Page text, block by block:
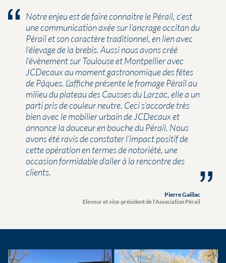
Notre enjeu est de faire connaitre le Pérail, c’est
une communication axée sur l’ancrage occitan du
Pérail et son caractère traditionnel, en lien avec
l’élevage de la brebis. Aussi nous avons créé
l’évènement sur Toulouse et Montpellier avec
JCDecaux au moment gastronomique des fêtes
de Pâques. L’affiche présente le fromage Pérail au
milieu du plateau des Causses du Larzac, elle a un
parti pris de couleur neutre. Ceci s’accorde très
bien avec le mobilier urbain de JCDecaux et
annonce la douceur en bouche du Pérail. Nous
avons été ravis de constater l’impact positif de
cette opération en termes de notoriété, une
occasion formidable d’aller à la rencontre des
clients.
Pierre Gaillac
Eleveur et vice-président de l'Association Pérail